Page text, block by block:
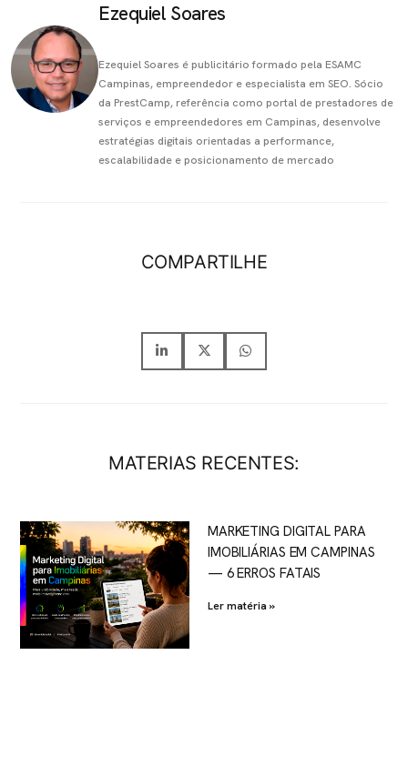
Ezequiel Soares
Ezequiel Soares é publicitário formado pela ESAMC
Campinas, empreendedor e especialista em SEO. Sócio
da PrestCamp, referência como portal de prestadores de
serviços e empreendedores em Campinas, desenvolve
estratégias digitais orientadas a performance,
escalabilidade e posicionamento de mercado
COMPARTILHE
MATERIAS RECENTES:
MARKETING DIGITAL PARA
IMOBILIÁRIAS EM CAMPINAS
— 6 ERROS FATAIS
Ler matéria »